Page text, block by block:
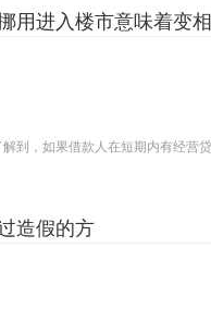
用进入楼市意味着变
到，如果借款人在短期内有经营
造假的方